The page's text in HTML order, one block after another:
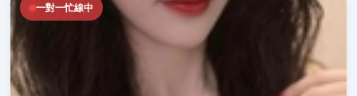
一對一忙線中